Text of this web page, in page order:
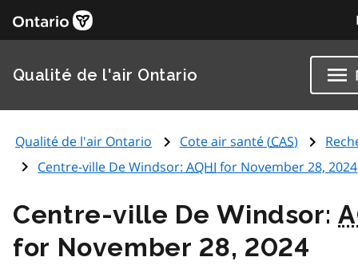
Qualité de l'air Ontario
Qualité de l'air Ontario Cote air santé (CAS)
Centre-ville De Windsor:AQHI for November 28, 2024
Centre-ville De Windsor:
for November 28, 2024